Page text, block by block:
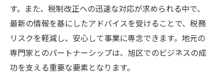
す。また、税制改正への迅速な対応が求められる中で、
最新の情報を基にしたアドバイスを受けることで、税務
リスクを軽減し、安心して事業に専念できます。地元の
専門家とのパートナーシップは、旭区でのビジネスの成
功を支える重要な要素となります。